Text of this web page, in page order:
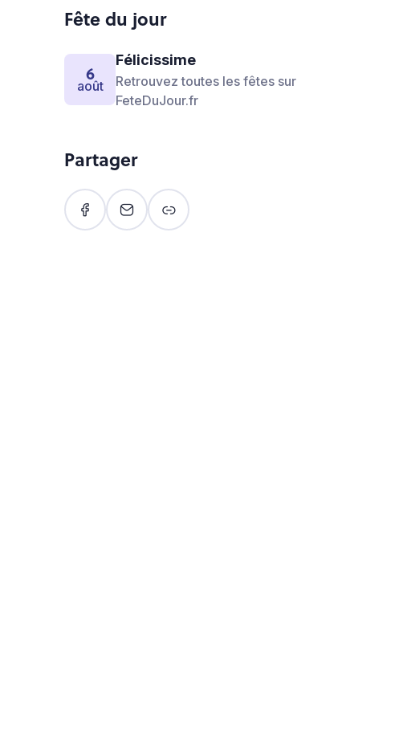
Fête du jour
6
août
Félicissime
Retrouvez toutes les fêtes sur
FeteDuJour.fr
Partager